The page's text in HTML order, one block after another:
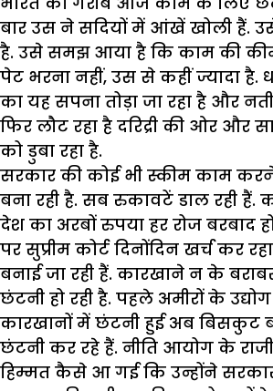
बार उस ने सदियों में आंखें खोली हैं. उसे
है. उसे समझ आया है कि काम की
पेट भरना नहीं, उस से कहीं ज्यादा है.
का यह सपना तोड़ा जा रहा है और
फिर लौट रहा है दरिद्री की ओर और
को डुबा रहा है.
सरकार की कोई भी स्कीम काम करने
बना रही है. सब रुकावटें डाल रही हैं.
देश का अरबों रुपया हर रोज बरबाद
पर सुप्रीम कोर्ट दिनोंदिन खर्च कर रहा
बनाई जा रही हैं. कारखाने न के
छंटनी हो रही है. पहले अमीरों के
कारखानों में छंटनी हुई अब बिसकुट
छंटनी कर रहे हैं. नीति आयोग के
हिम्मत कैसे आ गई कि उन्होंने